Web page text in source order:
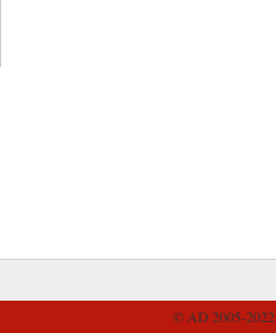
© AD 2005-2022